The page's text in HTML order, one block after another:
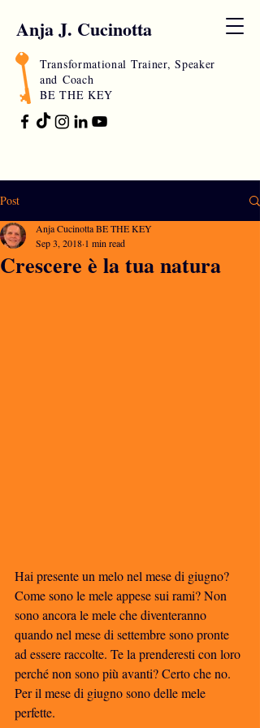
Anja J. Cucinotta
Transformational Trainer, Speaker
and Coach
BE THE KEY
Post
Crescere è la tua natura
Anja Cucinotta BE THE KEY
Sep 3, 2018 1 min read
Hai presente un melo nel mese di giugno?
Come sono le mele appese sui rami? Non
sono ancora le mele che diventeranno
quando nel mese di settembre sono pronte
ad essere raccolte. Te la prenderesti con loro
perché non sono più avanti? Certo che no.
Per il mese di giugno sono delle mele
perfette.